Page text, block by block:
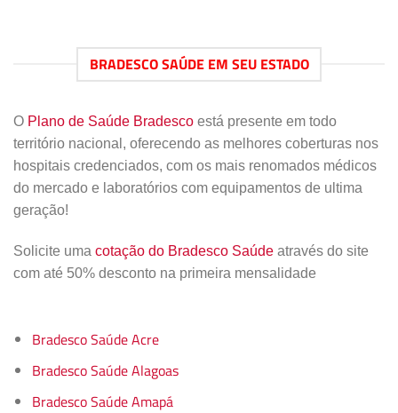
BRADESCO SAÚDE EM SEU ESTADO
O Plano de Saúde Bradesco está presente em todo
território nacional, oferecendo as melhores coberturas nos
hospitais credenciados, com os mais renomados médicos
do mercado e laboratórios com equipamentos de ultima
geração!
Solicite uma cotação do Bradesco Saúde através do site
com até 50% desconto na primeira mensalidade
Bradesco Saúde Acre
Bradesco Saúde Alagoas
Bradesco Saúde Amapá